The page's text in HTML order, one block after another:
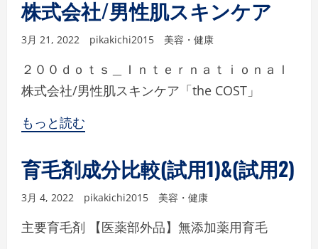
株式会社/男性肌スキンケア
3月 21, 2022 pikakichi2015 美容・健康
２００ｄｏｔｓ＿Ｉｎｔｅｒｎａｔｉｏｎａｌ
株式会社/男性肌スキンケア「the COST」
もっと読む
育毛剤成分比較(試用1)&(試用2)
3月 4, 2022 pikakichi2015 美容・健康
主要育毛剤 【医薬部外品】無添加薬用育毛